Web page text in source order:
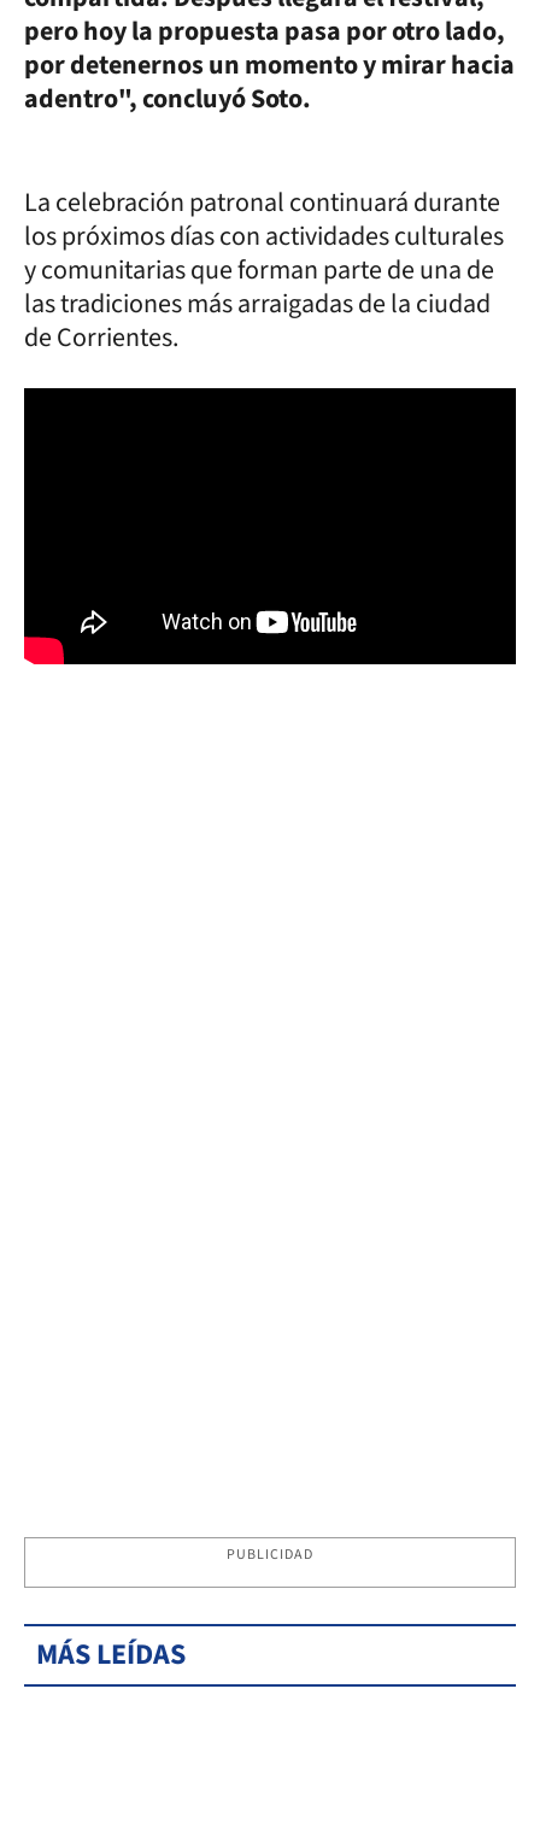
pero hoy la propuesta pasa por otro lado,
por detenernos un momento y mirar hacia
adentro", concluyó Soto.
La celebración patronal continuará durante
los próximos días con actividades culturales
y comunitarias que forman parte de una de
las tradiciones más arraigadas de la ciudad
de Corrientes.
PUBLICIDAD
MÁS LEÍDAS